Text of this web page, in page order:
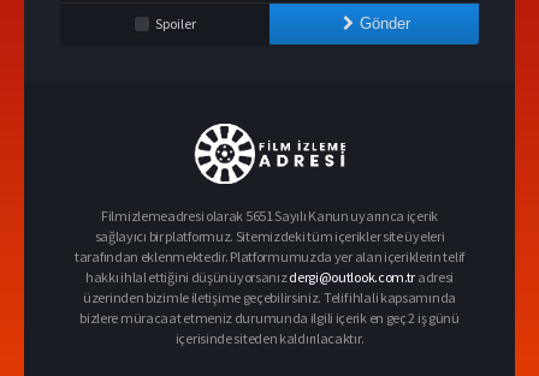
Spoiler Gönder
Filmizlemeadresi olarak 5651 Sayılı Kanun uyarınca içerik
sağlayıcı bir platformuz. Sitemizdeki tüm içerikler site üyeleri
tarafından eklenmektedir. Platformumuzda yer alan içeriklerin telif
hakkı ihlal ettiğini düşünüyorsanızdergi@outlook.com.tr adresi
üzerinden bizimle iletişime geçebilirsiniz. Telif ihlali kapsamında
bizlere müracaat etmeniz durumunda ilgili içerik en geç 2 iş günü
içerisinde siteden kaldırılacaktır.